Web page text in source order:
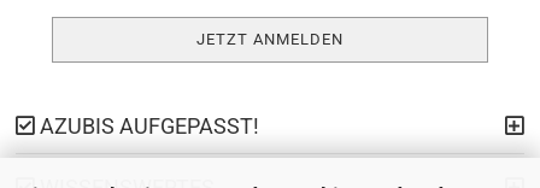
AZUBIS AUFGEPASST!